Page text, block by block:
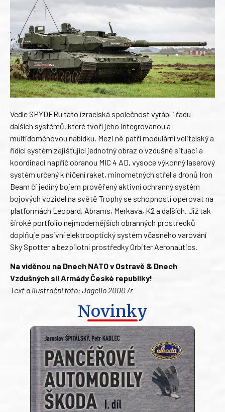
Vedle SPYDERu tato izraelská společnost vyrábí i řadu
dalších systémů, které tvoří jeho integrovanou a
multidoménovou nabídku. Mezi ně patří modulární velitelský a
řídící systém zajišťující jednotný obraz o vzdušné situaci a
koordinaci napříč obranou MIC 4 AD, vysoce výkonný laserový
systém určený k ničení raket, minometných střel a dronů Iron
Beam či jediný bojem prověřený aktivní ochranný systém
bojových vozidel na světě Trophy se schopností operovat na
platformách Leopard, Abrams, Merkava, K2 a dalších. Již tak
široké portfolio nejmodernějších obranných prostředků
doplňuje pasivní elektrooptický systém včasného varování
Sky Spotter a bezpilotní prostředky Orbiter Aeronautics.
Na viděnou na Dnech NATO v Ostravě & Dnech
Vzdušných sil Armády České republiky!
Text a ilustrační foto: Jagello 2000 /r
Novinky